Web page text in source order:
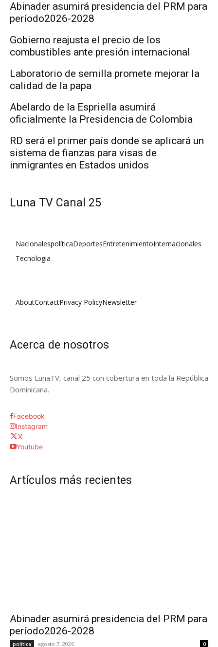
Abinader asumirá presidencia del PRM para
período2026-2028
Gobierno reajusta el precio de los
combustibles ante presión internacional
Laboratorio de semilla promete mejorar la
calidad de la papa
Abelardo de la Espriella asumirá
oficialmente la Presidencia de Colombia
RD será el primer país donde se aplicará un
sistema de fianzas para visas de
inmigrantes en Estados unidos
Luna TV Canal 25
NacionalespolíticaDeportesEntretenimientoInternacionales
Tecnologia
AboutContactPrivacy PolicyNewsletter
Acerca de nosotros
Somos LunaTV, canal 25 con cobertura en toda la República
Dominicana.
Facebook
Instagram
X
Youtube
Artículos más recientes
Abinader asumirá presidencia del PRM para
período2026-2028
política agosto 7, 2026 0